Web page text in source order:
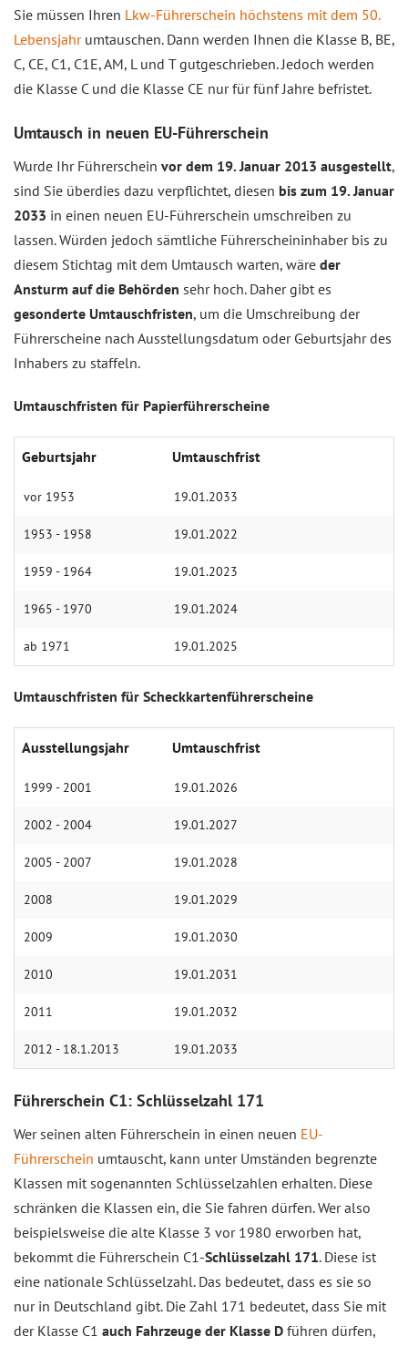
Sie müssen Ihren Lkw-Führerschein höchstens mit dem 50.
Lebensjahrumtauschen. Dann werden Ihnen die Klasse B, BE,
C, CE, C1, C1E, AM, L und T gutgeschrieben. Jedoch werden
die Klasse C und die Klasse CE nur für fünf Jahre befristet.
Umtausch in neuen EU-Führerschein
Wurde Ihr Führerschein vor dem 19. Januar 2013 ausgestellt,
sind Sie überdies dazu verpflichtet, diesen bis zum 19. Januar
2033 in einen neuen EU-Führerschein umschreiben zu
lassen. Würden jedoch sämtliche Führerscheininhaber bis zu
diesem Stichtag mit dem Umtausch warten, wäre der
Ansturm auf die Behörden sehr hoch. Daher gibt es
gesonderte Umtauschfristen, um die Umschreibung der
Führerscheine nach Ausstellungsdatum oder Geburtsjahr des
Inhabers zu staffeln.
Umtauschfristen für Papierführerscheine
Geburtsjahr Umtauschfrist
vor 1953 19.01.2033
1953 - 1958 19.01.2022
1959 - 1964 19.01.2023
1965 - 1970 19.01.2024
ab 1971 19.01.2025
Umtauschfristen für Scheckkartenführerscheine
Ausstellungsjahr Umtauschfrist
1999 - 2001 19.01.2026
2002 - 2004 19.01.2027
2005 - 2007 19.01.2028
2008 19.01.2029
2009 19.01.2030
2010 19.01.2031
2011 19.01.2032
2012 - 18.1.2013 19.01.2033
Führerschein C1: Schlüsselzahl 171
Wer seinen alten Führerschein in einen neuen EU-
Führerschein umtauscht, kann unter Umständen begrenzte
Klassen mit sogenannten Schlüsselzahlen erhalten. Diese
schränken die Klassen ein, die Sie fahren dürfen. Wer also
beispielsweise die alte Klasse 3 vor 1980 erworben hat,
bekommt die Führerschein C1-Schlüsselzahl 171. Diese ist
eine nationale Schlüsselzahl. Das bedeutet, dass es sie so
nur in Deutschland gibt. Die Zahl 171 bedeutet, dass Sie mit
der Klasse C1 auch Fahrzeuge der Klasse D führen dürfen,